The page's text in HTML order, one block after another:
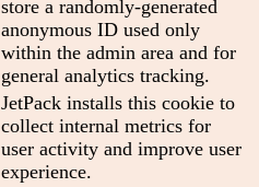
store a randomly-generated
anonymous ID used only
within the admin area and for
general analytics tracking.
JetPack installs this cookie to
collect internal metrics for
user activity and improve user
experience.